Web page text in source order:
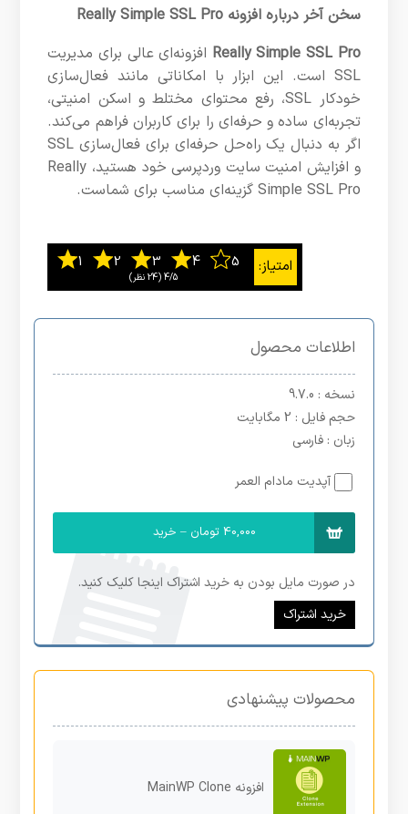
سخن آخر درباره افزونه Really Simple SSL Pro
Really Simple SSL Pro افزونه‌ای عالی برای مدیریت
SSL است. این ابزار با امکاناتی مانند فعال‌سازی
خودکار SSL، رفع محتوای مختلط و اسکن امنیتی،
تجربه‌ای ساده و حرفه‌ای را برای کاربران فراهم می‌کند.
اگر به دنبال یک راه‌حل حرفه‌ای برای فعال‌سازی SSL
و افزایش امنیت سایت وردپرسی خود هستید، Really
Simple SSL Pro گزینه‌ای مناسب برای شماست.
4/5
اطلاعات محصول
نسخه : 9.7.0
حجم فایل : 2 مگابایت
زبان : فارسی
آپدیت مادام العمر
40,000 تومان – خرید
در صورت مایل بودن به خرید اشتراک اینجا کلیک کنید.
خرید اشتراک
محصولات پیشنهادی
افزونه MainWP Clone